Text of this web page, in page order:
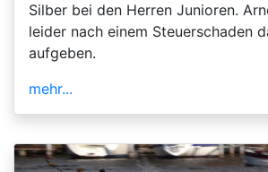
Silber bei den Herren Junioren.
leider nach einem Steuerschaden
aufgeben.
mehr...